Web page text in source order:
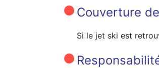
Couverture
Si le jet ski est